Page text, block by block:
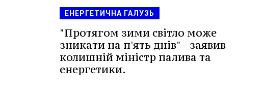
ЕНЕРГЕТИЧНА ГАЛУЗЬ
"Протягом зими світло може
зникати на п'ять днів" - заявив
колишній міністр палива та
енергетики.